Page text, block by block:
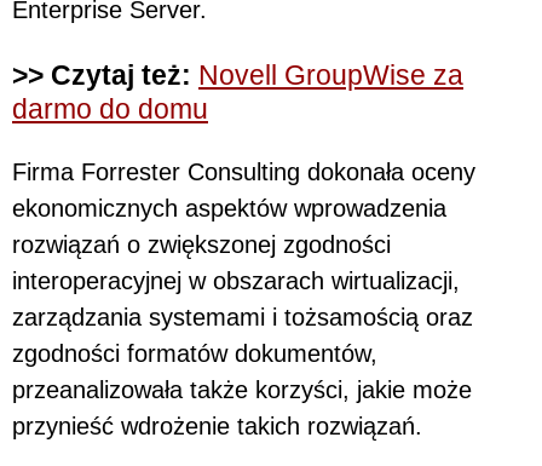
Enterprise Server.
>> Czytaj też: Novell GroupWise za
darmo do domu
Firma Forrester Consulting dokonała oceny
ekonomicznych aspektów wprowadzenia
rozwiązań o zwiększonej zgodności
interoperacyjnej w obszarach wirtualizacji,
zarządzania systemami i tożsamością oraz
zgodności formatów dokumentów,
przeanalizowała także korzyści, jakie może
przynieść wdrożenie takich rozwiązań.